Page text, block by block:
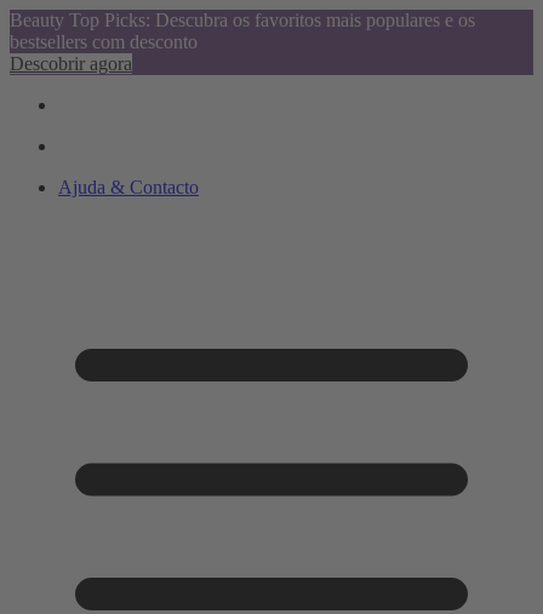
Beauty Top Picks: Descubra os favoritos mais populares e os
bestsellers com desconto
Descobrir agora
Ajuda & Contacto